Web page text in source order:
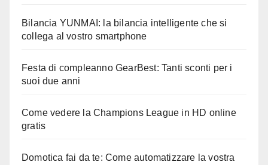
Bilancia YUNMAI: la bilancia intelligente che si
collega al vostro smartphone
Festa di compleanno GearBest: Tanti sconti per i
suoi due anni
Come vedere la Champions League in HD online
gratis
Domotica fai da te: Come automatizzare la vostra